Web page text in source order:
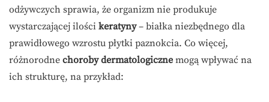
odżywczych sprawia, że organizm nie produkuje
wystarczającej ilości keratyny– białka niezbędnego dla
prawidłowego wzrostu płytki paznokcia. Co więcej,
różnorodne choroby dermatologiczne mogą wpływać na
ich strukturę, na przykład: